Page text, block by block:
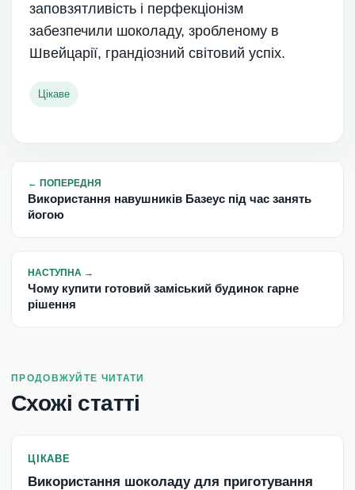
заповзятливість і перфекціонізм
забезпечили шоколаду, зробленому в
Швейцарії, грандіозний світовий успіх.
Цікаве
← ПОПЕРЕДНЯ
Використання навушників Базеус під час занять
йогою
НАСТУПНА →
Чому купити готовий заміський будинок гарне
рішення
ПРОДОВЖУЙТЕ ЧИТАТИ
Схожі статті
ЦІКАВЕ
Використання шоколаду для приготування